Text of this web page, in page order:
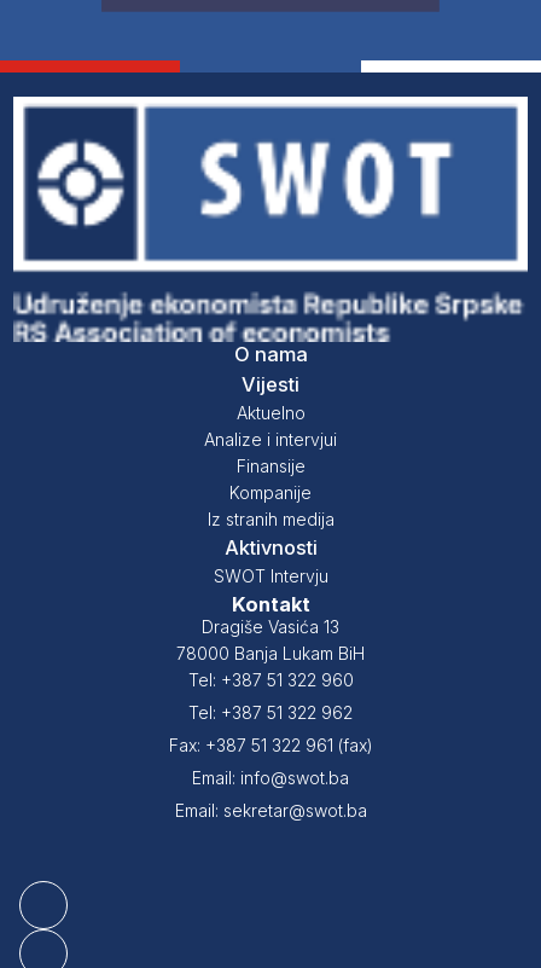
O nama
Vijesti
Aktuelno
Analize i intervjui
Finansije
Kompanije
Iz stranih medija
Aktivnosti
SWOT Intervju
Kontakt
Dragiše Vasića 13
78000 Banja Lukam BiH
Tel: +387 51 322 960
Tel: +387 51 322 962
Fax: +387 51 322 961 (fax)
Email: info@swot.ba
Email: sekretar@swot.ba